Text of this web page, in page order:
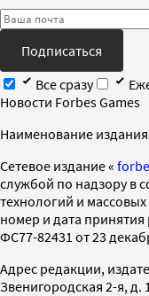
Подписаться
Все сразу
Новости Forbes Games
Наименование
Cетевое издание «
службой по надзору в
технологий и
номер и дата
ФС77-82431 от 23
Адрес редакции,
Звенигородская 2-я, д.